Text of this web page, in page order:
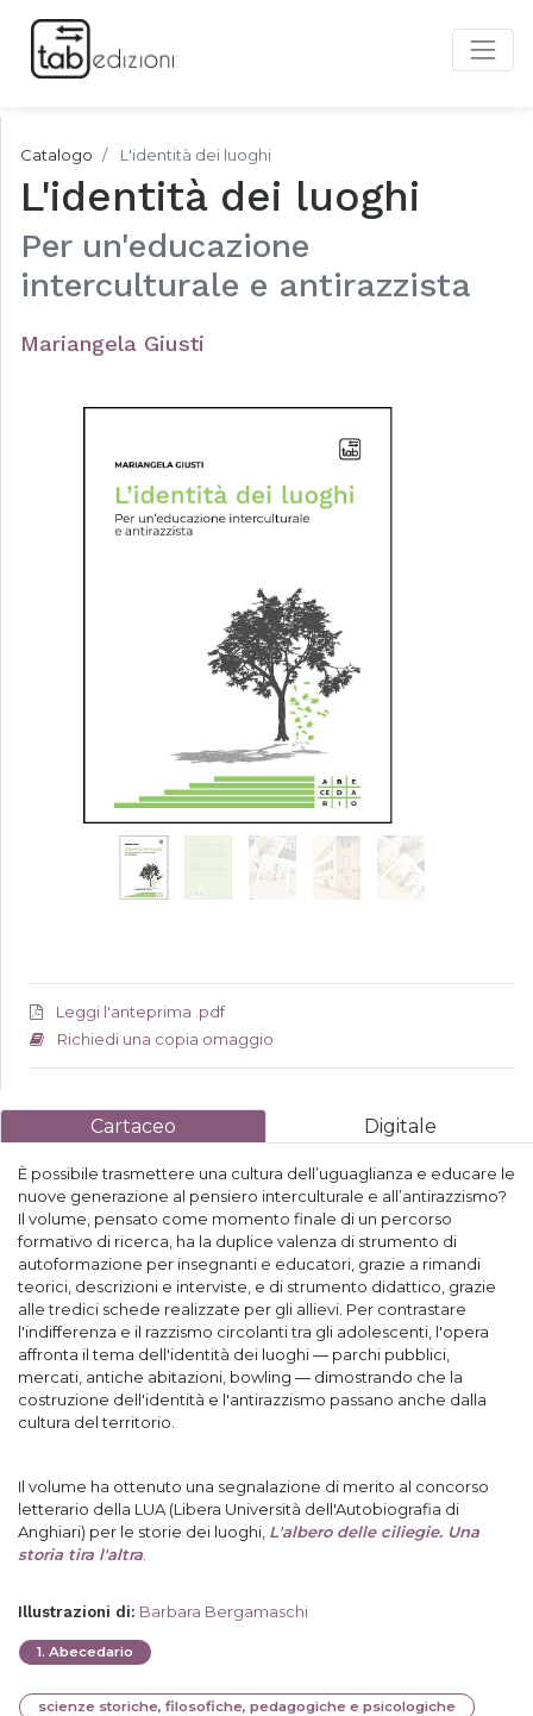
Catalogo L'identità dei luoghi
L'identità dei luoghi
Per un'educazione
interculturale e antirazzista
Mariangela Giusti
Leggi l'anteprima .pdf
Richiedi una copia omaggio
Cartaceo Digitale
È possibile trasmettere una cultura dell’uguaglianza e educare le
nuove generazione al pensiero interculturale e all’antirazzismo?
Il volume, pensato come momento finale di un percorso
formativo di ricerca, ha la duplice valenza di strumento di
autoformazione per insegnanti e educatori, grazie a rimandi
teorici, descrizioni e interviste, e di strumento didattico, grazie
alle tredici schede realizzate per gli allievi. Per contrastare
l'indifferenza e il razzismo circolanti tra gli adolescenti, l'opera
affronta il tema dell'identità dei luoghi ― parchi pubblici,
mercati, antiche abitazioni, bowling ― dimostrando che la
costruzione dell'identità e l'antirazzismo passano anche dalla
cultura del territorio.
Il volume ha ottenuto una segnalazione di merito al concorso
letterario della LUA (Libera Università dell'Autobiografia di
Anghiari) per le storie dei luoghi, L'albero delle ciliegie. Una
storia tira l'altra
Illustrazioni di: Barbara Bergamaschi
1. Abecedario
scienze storiche, filosofiche, pedagogiche e psicologiche